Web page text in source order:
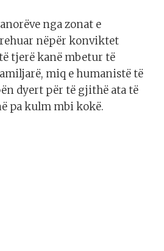
nga zonat e
nëpër konviktet
tjerë kanë mbetur të
miq e humanistë të
dyert për të gjithë ata të
pa kulm mbi kokë.